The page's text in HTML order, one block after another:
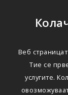
Веб
Тие се
услугите.